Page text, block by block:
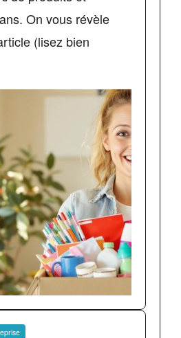
On vous révèle
(lisez bien